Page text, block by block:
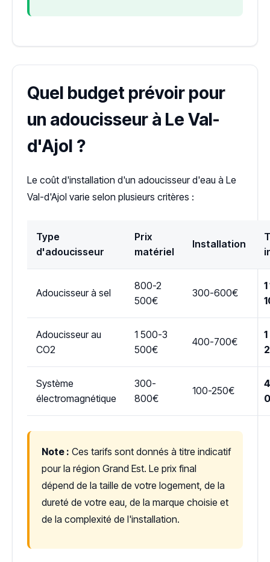
Quel budget prévoir pour
un adoucisseur à Le Val-
d'Ajol ?
Le coût d'installation d'un adoucisseur d'eau à Le
Val-d'Ajol varie selon plusieurs critères :
Type
d'adoucisseur
Prix
matériel
Installation
Adoucisseur à sel
800-2
500€
300-600€
Adoucisseur au
CO2
1 500-3
500€
400-700€
Système
électromagnétique
300-
800€
100-250€
Note : Ces tarifs sont donnés à titre indicatif
pour la région Grand Est. Le prix final
dépend de la taille de votre logement, de la
dureté de votre eau, de la marque choisie et
de la complexité de l'installation.